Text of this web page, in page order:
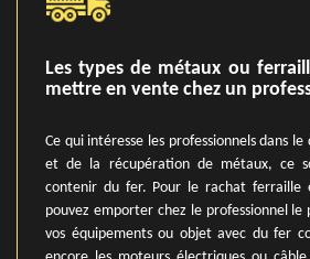
Les types de métaux ou
mettre en vente chez un
Ce qui intéresse les professionnels dans
et de la récupération de métaux, ce
contenir du fer. Pour le rachat ferraille
pouvez emporter chez le professionnel le
vos équipements ou objet avec du fer